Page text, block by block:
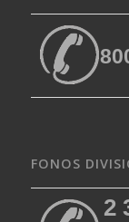
FONOS
2